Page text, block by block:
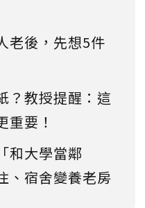
老後，先想5件
？教授提醒：這
重要！
和大學當鄰
、宿舍變養老房